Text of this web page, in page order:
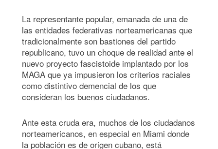
La representante popular, emanada de una de
las entidades federativas norteamericanas que
tradicionalmente son bastiones del partido
republicano, tuvo un choque de realidad ante el
nuevo proyecto fascistoide implantado por los
MAGA que ya impusieron los criterios raciales
como distintivo demencial de los que
consideran los buenos ciudadanos.
Ante esta cruda era, muchos de los ciudadanos
norteamericanos, en especial en Miami donde
la población es de origen cubano, está